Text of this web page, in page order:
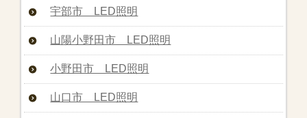
宇部市 LED照明
山陽小野田市 LED照明
小野田市 LED照明
山口市 LED照明